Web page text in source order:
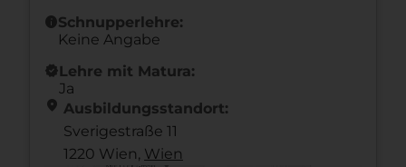
infoSchnupperlehre:
Keine Angabe
new_releasesLehre mit Matura:
Ja
location_on Ausbildungsstandort:
Sverigestraße 11
1220 Wien, Wien